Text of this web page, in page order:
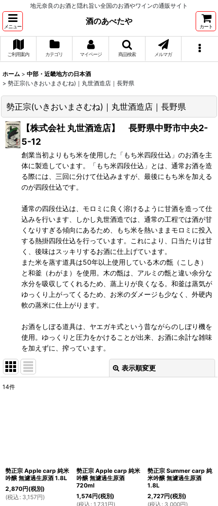
地元奈良のお酒と隠れ旨い全国のお酒やワインの通販サイト
メニュー
酒のあべたや
カート
ご利用案内 カテゴリ マイページ 商品検索 メルマガ
ホーム > 中部・近畿地方の日本酒
> 勢正宗(いきおいまさむね)｜丸世酒造店｜長野県
勢正宗(いきおいまさむね)｜丸世酒造店｜長野県
【株式会社 丸世酒造店】 長野県中野市中央2-
5-12
創業当初よりもち米を使用した「もち米四段仕込」のお酒を主
体に製造しています。「もち米四段仕込」とは、通常お酒を造
る際には、三回に分けて仕込みますが、最後にもち米を加える
のが四段仕込です。
通常の四段仕込は、モロミに良く溶けるように甘酒を造って仕
込みを行います、しかし丸世酒造では、通常の工程では酒が甘
くなりすぎる傾向にあるため、もち米を熱いままモロミに投入
する熱掛四段仕込を行っています。これにより、口当たりは甘
く、後味はスッキリするお酒に仕上げています。
また米を蒸す道具は50年以上使用している木の甑（こしき）
と和釜（わがま）を使用。木の甑は、アルミの甑と違い余分な
水分を吸収してくれるため、蒸上りが良くなる。和釜は蒸気が
ゆっくり上がってくるため、お米のダメージも少なく、外硬内
軟の蒸米に仕上がります。
お酒をしぼる道具は、ヤエガキ式という昔ながらのしぼり機を
使用。ゆっくりと圧力をかけることが出来、お酒に余計な雑味
を加えずに、搾っています。
表示順変更
14件
勢正宗 Apple carp 純米
吟醸 無濾過生原酒 1.8L
2,870円(税別)
(税込 : 3,157円)
勢正宗 Apple carp 純米
吟醸 無濾過生原酒
720ml
1,574円(税別)
(税込 : 1,731 円)
勢正宗 Summer carp 純
米吟醸 無濾過生原酒
1.8L
2,727円(税別)
(税込 : 3,000円)